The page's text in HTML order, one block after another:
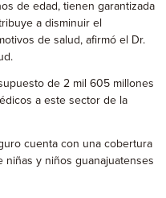
de edad, tienen garantizada
a disminuir el
de salud, afirmó el Dr.
de 2 mil 605 millones
a este sector de la
cuenta con una cobertura
niñas y niños guanajuatenses